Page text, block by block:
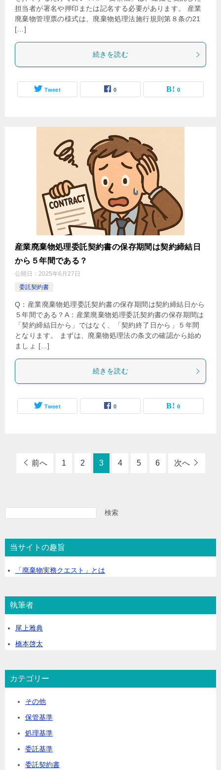
担当者が署名や押印または記名する必要があります。 産業
廃棄物管理票の様式は、廃棄物処理法施行規則第８条の21
[…]
続きを読む
Tweet 0 0
産業廃棄物処理委託契約書の保存期間は契約締結日
から５年間である？
公開日： 2025年6月27日
委託契約書
Q：産業廃棄物処理委託契約書の保存期間は契約締結日から
５年間である？A：産業廃棄物処理委託契約書の保存期間は
「契約締結日から」ではなく、「契約終了日から」５年間
となります。 まずは、廃棄物処理法の条文の確認から始め
ましょ […]
続きを読む
Tweet 0 0
前へ 1 2 3 4 5 6 次へ
検索
当サイトの趣旨
「廃棄物実務クエスト」とは
執筆者
尾上雅典
橋本啓太
カテゴリー
その他
保管基準
処理基準
委託基準
委託契約書